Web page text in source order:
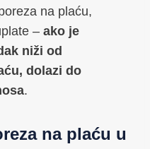
na plaću,
– ako je
niži od
dolazi do
.
na plaću u